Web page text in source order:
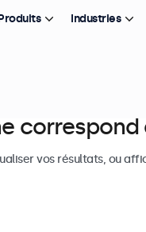
les filtres
vos résultats, ou
Industries